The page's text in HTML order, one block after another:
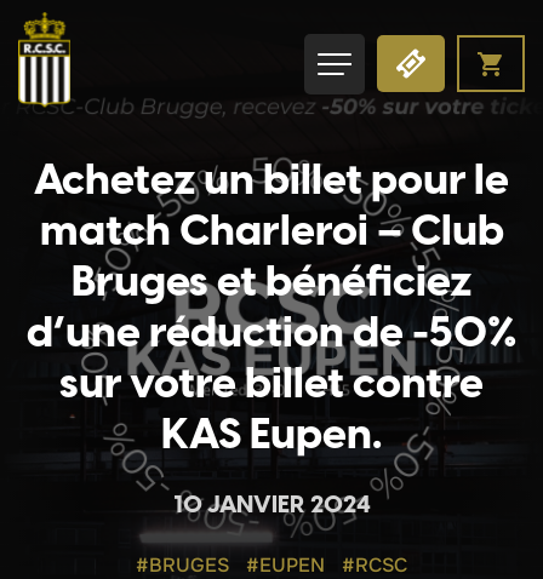
Achetez un billet pour le
match Charleroi – Club
Bruges et bénéficiez
d’une réduction de -50%
sur votre billet contre
KAS Eupen.
10 JANVIER 2024
#BRUGES #EUPEN #RCSC